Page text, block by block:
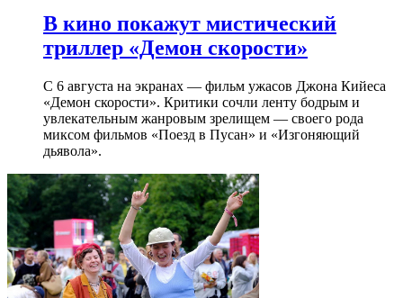
В кино покажут мистический
триллер «Демон скорости»
С 6 августа на экранах — фильм ужасов Джона Кийеса
«Демон скорости». Критики сочли ленту бодрым и
увлекательным жанровым зрелищeм — своего рода
миксом фильмов «Поезд в Пусан» и «Изгоняющий
дьявола».